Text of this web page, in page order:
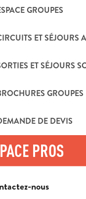
GROUPES
ET SÉJOURS
ET SÉJOURS
GROUPES
DE DEVIS
PROS
nous
Penne-sur-